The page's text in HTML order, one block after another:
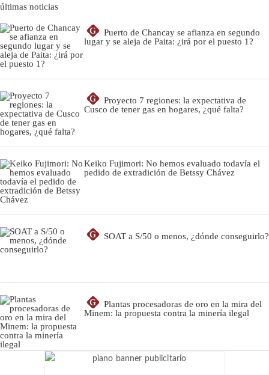
últimas noticias
G
Puerto de Chancay se afianza en segundo
lugar y se aleja de Paita: ¿irá por el puesto 1?
G
Proyecto 7 regiones: la expectativa de
Cusco de tener gas en hogares, ¿qué falta?
Keiko Fujimori: No hemos evaluado todavía el
pedido de extradición de Betssy Chávez
G SOAT a S/50 o menos, ¿dónde conseguirlo?
G
Plantas procesadoras de oro en la mira del
Minem: la propuesta contra la minería ilegal